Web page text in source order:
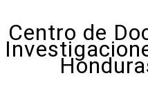
Centro de